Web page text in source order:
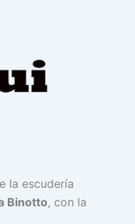
la escudería
Binotto, con la